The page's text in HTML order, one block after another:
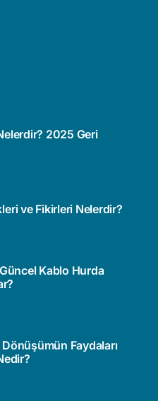
2025 Geri
ve Fikirleri Nelerdir?
Kablo Hurda
Faydaları